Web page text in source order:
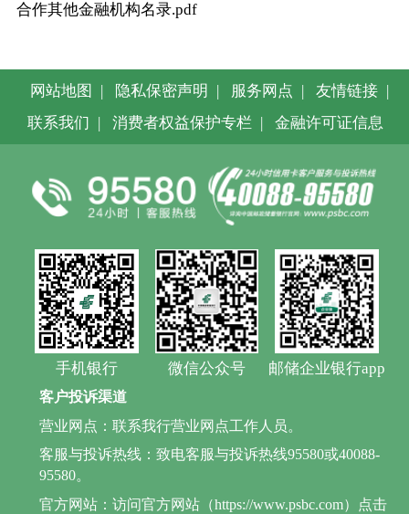
合作其他金融机构名录.pdf
网站地图 | 隐私保密声明 | 服务网点 | 友情链接 |
联系我们 | 消费者权益保护专栏 | 金融许可证信息
手机银行 微信公众号 邮储企业银行app
客户投诉渠道
营业网点：联系我行营业网点工作人员。
客服与投诉热线：致电客服与投诉热线95580或40088-
95580。
官方网站：访问官方网站（https://www.psbc.com）点击